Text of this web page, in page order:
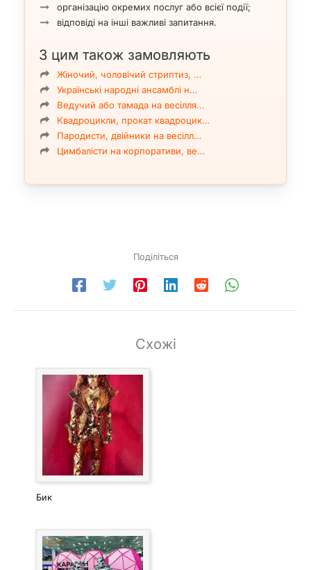
організацію окремих послуг або всієї події;
відповіді на інші важливі запитання.
З цим також замовляють
Жіночий, чоловічий стриптиз, …
Українські народні ансамблі н…
Ведучий або тамада на весілля…
Квадроцикли, прокат квадроцик…
Пародисти, двійники на весілл…
Цимбалісти на корпоративи, ве…
Поділіться
Схожі
Бик